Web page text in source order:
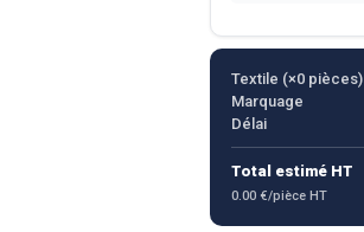
Textile (×0pièces)
Marquage
Délai
Total estimé HT
0.00 €/pièce HT